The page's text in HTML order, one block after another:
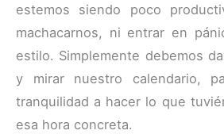
estemos siendo poco
machacarnos, ni entrar en
estilo. Simplemente debemos
y mirar nuestro calendario,
tranquilidad a hacer lo que
esa hora concreta.